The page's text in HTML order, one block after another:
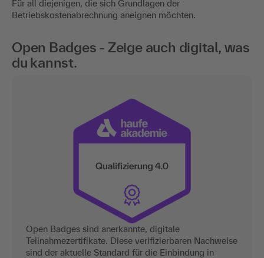
Für all diejenigen, die sich Grundlagen der
Betriebskostenabrechnung aneignen möchten.
Open Badges - Zeige auch digital, was
du kannst.
Open Badges sind anerkannte, digitale
Teilnahmezertifikate. Diese verifizierbaren Nachweise
sind der aktuelle Standard für die Einbindung in